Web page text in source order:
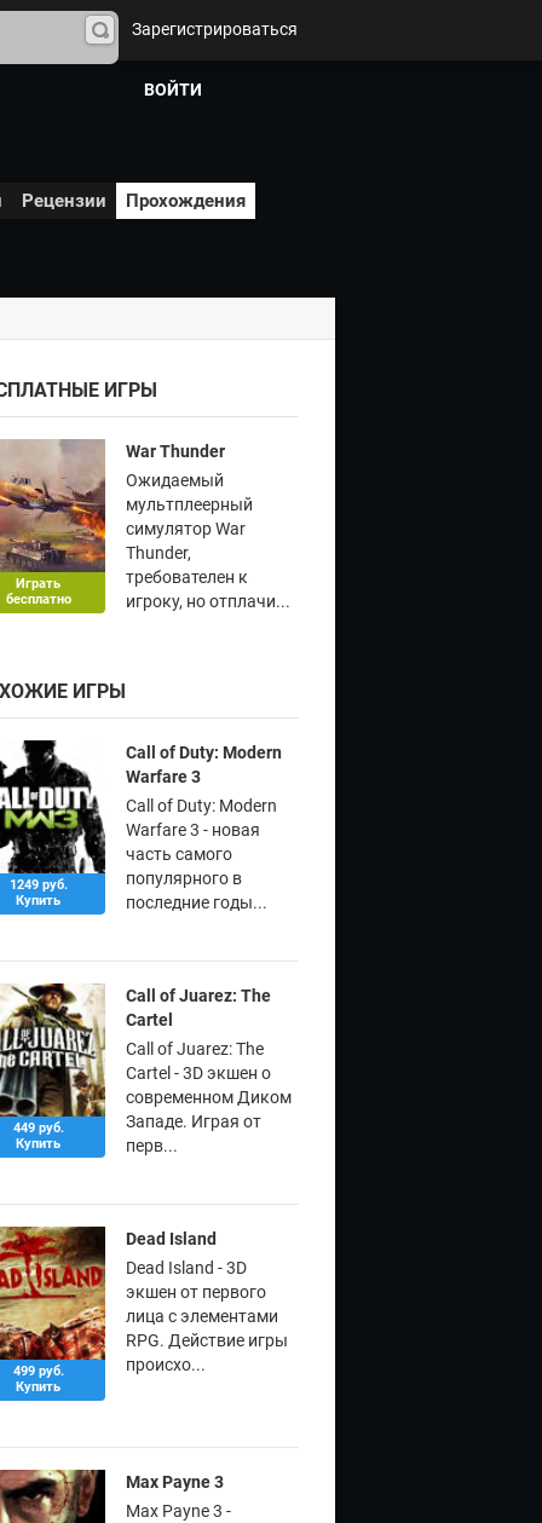
На
йти
Зарегистрироваться
ВОЙТИ
Рецензии Прохождения
ИГРЫ
Играть
бесплатно
War Thunder
Ожидаемый
мультплеерный
симулятор War
Thunder,
требователен к
игроку, но отплачи...
ИГРЫ
1249 руб.
Купить
Call of Duty: Modern
Warfare 3
Call of Duty: Modern
Warfare 3 - новая
часть самого
популярного в
последние годы...
449 руб.
Купить
Call of Juarez: The
Cartel
Call of Juarez: The
Cartel - 3D экшен о
современном Диком
Западе. Играя от
перв...
499 руб.
Купить
Dead Island
Dead Island - 3D
экшен от первого
лица с элементами
RPG. Действие игры
происхо...
Max Payne 3
Max Payne 3 -